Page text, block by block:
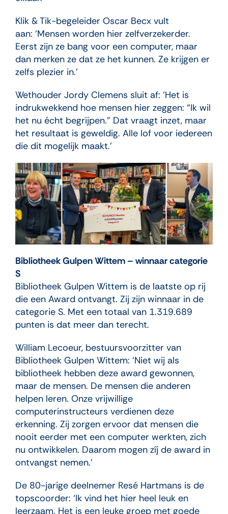
Klik & Tik-begeleider Oscar Becx vult
aan: ‘Mensen worden hier zelfverzekerder.
Eerst zijn ze bang voor een computer, maar
dan merken ze dat ze het kunnen. Ze krijgen er
zelfs plezier in.’
Wethouder Jordy Clemens sluit af: ‘Het is
indrukwekkend hoe mensen hier zeggen: “Ik wil
het nu écht begrijpen.” Dat vraagt inzet, maar
het resultaat is geweldig. Alle lof voor iedereen
die dit mogelijk maakt.’
Bibliotheek Gulpen Wittem – winnaar categorie
S
Bibliotheek Gulpen Wittem is de laatste op rij
die een Award ontvangt. Zij zijn winnaar in de
categorie S. Met een totaal van 1.319.689
punten is dat meer dan terecht.
William Lecoeur, bestuursvoorzitter van
Bibliotheek Gulpen Wittem: ‘Niet wij als
bibliotheek hebben deze award gewonnen,
maar de mensen. De mensen die anderen
helpen leren. Onze vrijwillige
computerinstructeurs verdienen deze
erkenning. Zij zorgen ervoor dat mensen die
nooit eerder met een computer werkten, zich
nu ontwikkelen. Daarom mogen zíj de award in
ontvangst nemen.’
De 80-jarige deelnemer Resé Hartmans is de
topscoorder: ‘Ik vind het hier heel leuk en
leerzaam. Het is een leuke groep met goede